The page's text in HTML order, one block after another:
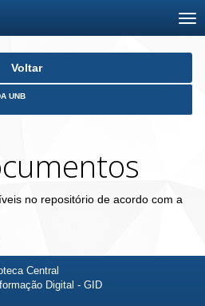
Voltar
UNB
no repositório de acordo com a
Central
Digital - GID